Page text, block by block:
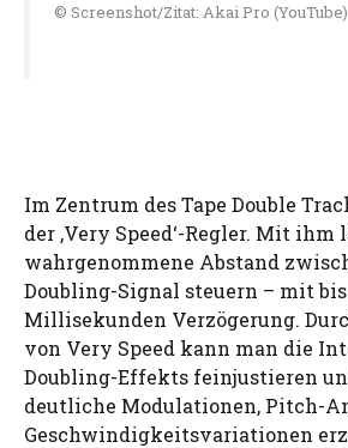
© Screenshot/Zitat: Akai Pro (YouTube)
Im Zentrum des Tape Double
der ‚Very Speed‘-Regler. Mit ihm
wahrgenommene Abstand
Doubling-Signal steuern – mit bis
Millisekunden Verzögerung.
von Very Speed kann man die
Doubling-Effekts feinjustieren
deutliche Modulationen, Pitch-
Geschwindigkeitsvariationen